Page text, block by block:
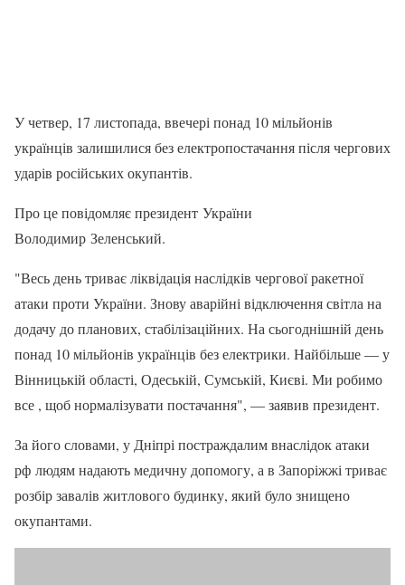
У четвер, 17 листопада, ввечері понад 10 мільйонів
українців залишилися без електропостачання після чергових
ударів російських окупантів.
Про це повідомляє президент України
Володимир Зеленський.
"Весь день триває ліквідація наслідків чергової ракетної
атаки проти України. Знову аварійні відключення світла на
додачу до планових, стабілізаційних. На сьогоднішній день
понад 10 мільйонів українців без електрики. Найбільше — у
Вінницькій області, Одеській, Сумській, Києві. Ми робимо
все , щоб нормалізувати постачання", — заявив президент.
За його словами, у Дніпрі постраждалим внаслідок атаки
рф людям надають медичну допомогу, а в Запоріжжі триває
розбір завалів житлового будинку, який було знищено
окупантами.